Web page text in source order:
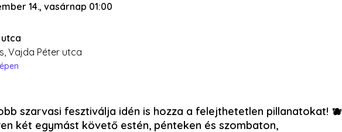
14., vasárnap 01:00
Vajda Péter utca
szarvasi fesztiválja idén is hozza a felejthetetlen pillanatokat! 🫐
két egymást követő estén, pénteken és szombaton,